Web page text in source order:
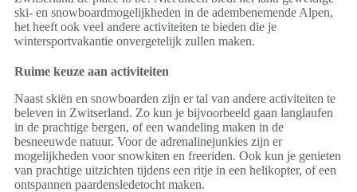
ski- en snowboardmogelijkheden in de adembenemende Alpen,
het heeft ook veel andere activiteiten te bieden die je
wintersportvakantie onvergetelijk zullen maken.
Ruime keuze aan activiteiten
Naast skiën en snowboarden zijn er tal van andere activiteiten te
beleven in Zwitserland. Zo kun je bijvoorbeeld gaan langlaufen
in de prachtige bergen, of een wandeling maken in de
besneeuwde natuur. Voor de adrenalinejunkies zijn er
mogelijkheden voor snowkiten en freeriden. Ook kun je genieten
van prachtige uitzichten tijdens een ritje in een helikopter, of een
ontspannen paardensledetocht maken.